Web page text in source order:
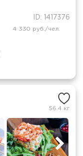
ID: 1417376
4 330 руб./чел.
56.4 кг